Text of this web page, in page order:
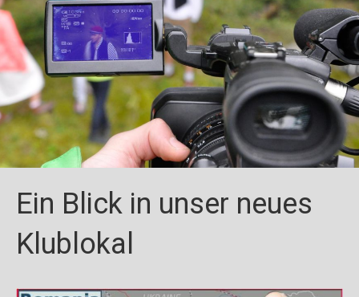
Ein Blick in unser neues
Klublokal